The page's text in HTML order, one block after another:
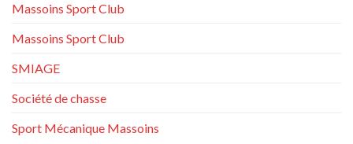
Massoins Sport Club
Massoins Sport Club
SMIAGE
Société de chasse
Sport Mécanique Massoins